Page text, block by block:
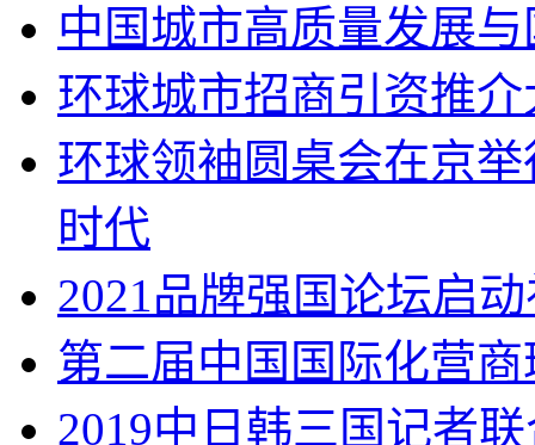
中国城市高质量发展
环球城市招商引资推
环球领袖圆桌会在京
时代
2021品牌强国论坛启
第二届中国国际化营
2019中日韩三国记者